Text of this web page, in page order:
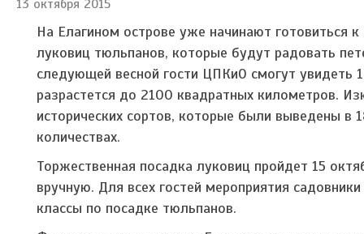
13 октября 2015
На Елагином острове уже начинают готовиться
луковиц тюльпанов, которые будут радовать
следующей весной гости ЦПКиО смогут
разрастется до 2100 квадратных километров.
исторических сортов, которые были выведены в
количествах.
Торжественная посадка луковиц пройдет 15
вручную. Для всех гостей мероприятия
классы по посадке тюльпанов.